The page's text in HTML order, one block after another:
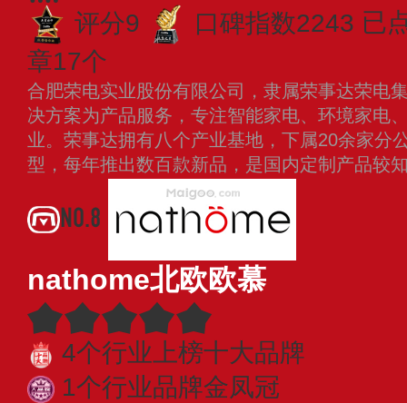
评分9 口碑指数2243 已
章17个
合肥荣电实业股份有限公司，隶属荣事达荣电
决方案为产品服务，专注智能家电、环境家电
业。荣事达拥有八个产业基地，下属20余家分
型，每年推出数百款新品，是国内定制产品较
NO.8
nathome北欧欧慕
4个行业上榜十大品牌
1个行业品牌金凤冠